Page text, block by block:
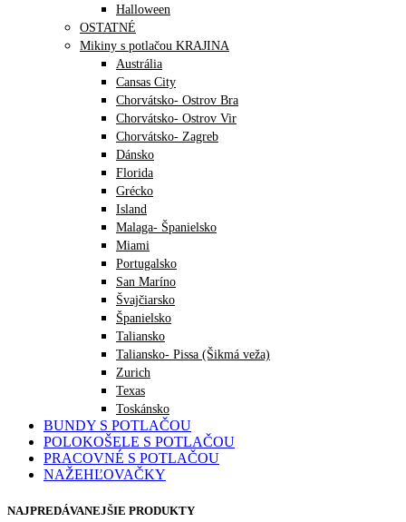
Halloween
OSTATNÉ
Mikiny s potlačou KRAJINA
Austrália
Cansas City
Chorvátsko- Ostrov Bra
Chorvátsko- Ostrov Vir
Chorvátsko- Zagreb
Dánsko
Florida
Grécko
Island
Malaga- Španielsko
Miami
Portugalsko
San Maríno
Švajčiarsko
Španielsko
Taliansko
Taliansko- Pissa (Šikmá veža)
Zurich
Texas
Toskánsko
BUNDY S POTLAČOU
POLOKOŠELE S POTLAČOU
PRACOVNÉ S POTLAČOU
NAŽEHĽOVAČKY
NAJPREDÁVANEJŠIE PRODUKTY